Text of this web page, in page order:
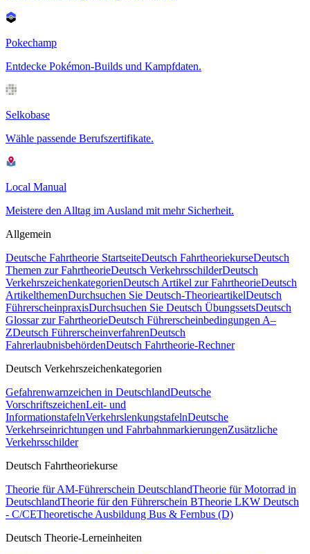
Pokechamp
Entdecke Pokémon-Builds und Kampfdaten.
Selkobase
Wähle passende Berufszertifikate.
Local Manual
Meistere den Alltag im Ausland mit mehr Sicherheit.
Allgemein
Deutsche Fahrtheorie StartseiteDeutsch FahrtheoriekurseDeutsch
Themen zur FahrtheorieDeutsch VerkehrsschilderDeutsch
VerkehrszeichenkategorienDeutsch Artikel zur FahrtheorieDeutsch
ArtikelthemenDurchsuchen Sie Deutsch-TheorieartikelDeutsch
FührerscheinpraxisDurchsuchen Sie Deutsch ÜbungssetsDeutsch
Glossar zur FahrtheorieDeutsch Führerscheinbedingungen A–
ZDeutsch FührerscheinverfahrenDeutsch
FahrerlaubnisbehördenDeutsch Fahrtheorie-Rechner
Deutsch Verkehrszeichenkategorien
Gefahrenwarnzeichen in DeutschlandDeutsche
VorschriftszeichenLeit- und
InformationstafelnVerkehrslenkungstafelnDeutsche
Verkehrseinrichtungen und FahrbahnmarkierungenZusätzliche
Verkehrsschilder
Deutsch Fahrtheoriekurse
Theorie für AM-Führerschein DeutschlandTheorie für Motorrad in
DeutschlandTheorie für den Führerschein BTheorie LKW Deutsch
- C/CETheoretische Ausbildung Bus & Fernbus (D)
Deutsch Theorie-Lerneinheiten